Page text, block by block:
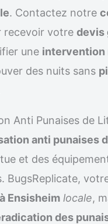
. Contactez notre
recevoir votre devis
une intervention
des nuits sans
Anti Punaises de
anti punaises
et des
BugsReplicate,
Ensisheim locale,
des